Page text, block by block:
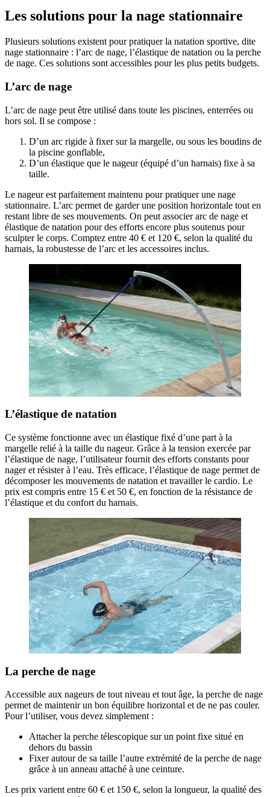
Les solutions pour la nage stationnaire
Plusieurs solutions existent pour pratiquer la natation sportive, dite
nage stationnaire : l’arc de nage, l’élastique de natation ou la perche
de nage. Ces solutions sont accessibles pour les plus petits budgets.
L’arc de nage
L’arc de nage peut être utilisé dans toute les piscines, enterrées ou
hors sol. Il se compose :
D’un arc rigide à fixer sur la margelle, ou sous les boudins de
la piscine gonflable,
D’un élastique que le nageur (équipé d’un harnais) fixe à sa
taille.
Le nageur est parfaitement maintenu pour pratiquer une nage
stationnaire. L’arc permet de garder une position horizontale tout en
restant libre de ses mouvements. On peut associer arc de nage et
élastique de natation pour des efforts encore plus soutenus pour
sculpter le corps. Comptez entre 40 € et 120 €, selon la qualité du
harnais, la robustesse de l’arc et les accessoires inclus.
L’élastique de natation
Ce système fonctionne avec un élastique fixé d’une part à la
margelle relié à la taille du nageur. Grâce à la tension exercée par
l’élastique de nage, l’utilisateur fournit des efforts constants pour
nager et résister à l’eau. Très efficace, l’élastique de nage permet de
décomposer les mouvements de natation et travailler le cardio. Le
prix est compris entre 15 € et 50 €, en fonction de la résistance de
l’élastique et du confort du harnais.
La perche de nage
Accessible aux nageurs de tout niveau et tout âge, la perche de nage
permet de maintenir un bon équilibre horizontal et de ne pas couler.
Pour l’utiliser, vous devez simplement :
Attacher la perche télescopique sur un point fixe situé en
dehors du bassin
Fixer autour de sa taille l’autre extrémité de la perche de nage
grâce à un anneau attaché à une ceinture.
Les prix varient entre 60 € et 150 €, selon la longueur, la qualité des